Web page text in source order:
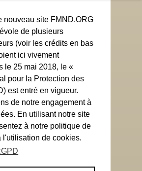
nouveau site FMND.ORG
de plusieurs
(voir les crédits en bas
ici vivement
le 25 mai 2018, le «
pour la Protection des
est entré en vigueur.
de notre engagement à
En utilisant notre site
à notre politique de
l'utilisation de cookies.